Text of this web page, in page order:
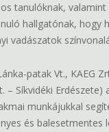
tanulóknak, valamint
hallgatónak, hogy
vadászatok
patak Vt., KAEG
– Síkvidéki Erdészete)
munkájukkal
és balesetmentes